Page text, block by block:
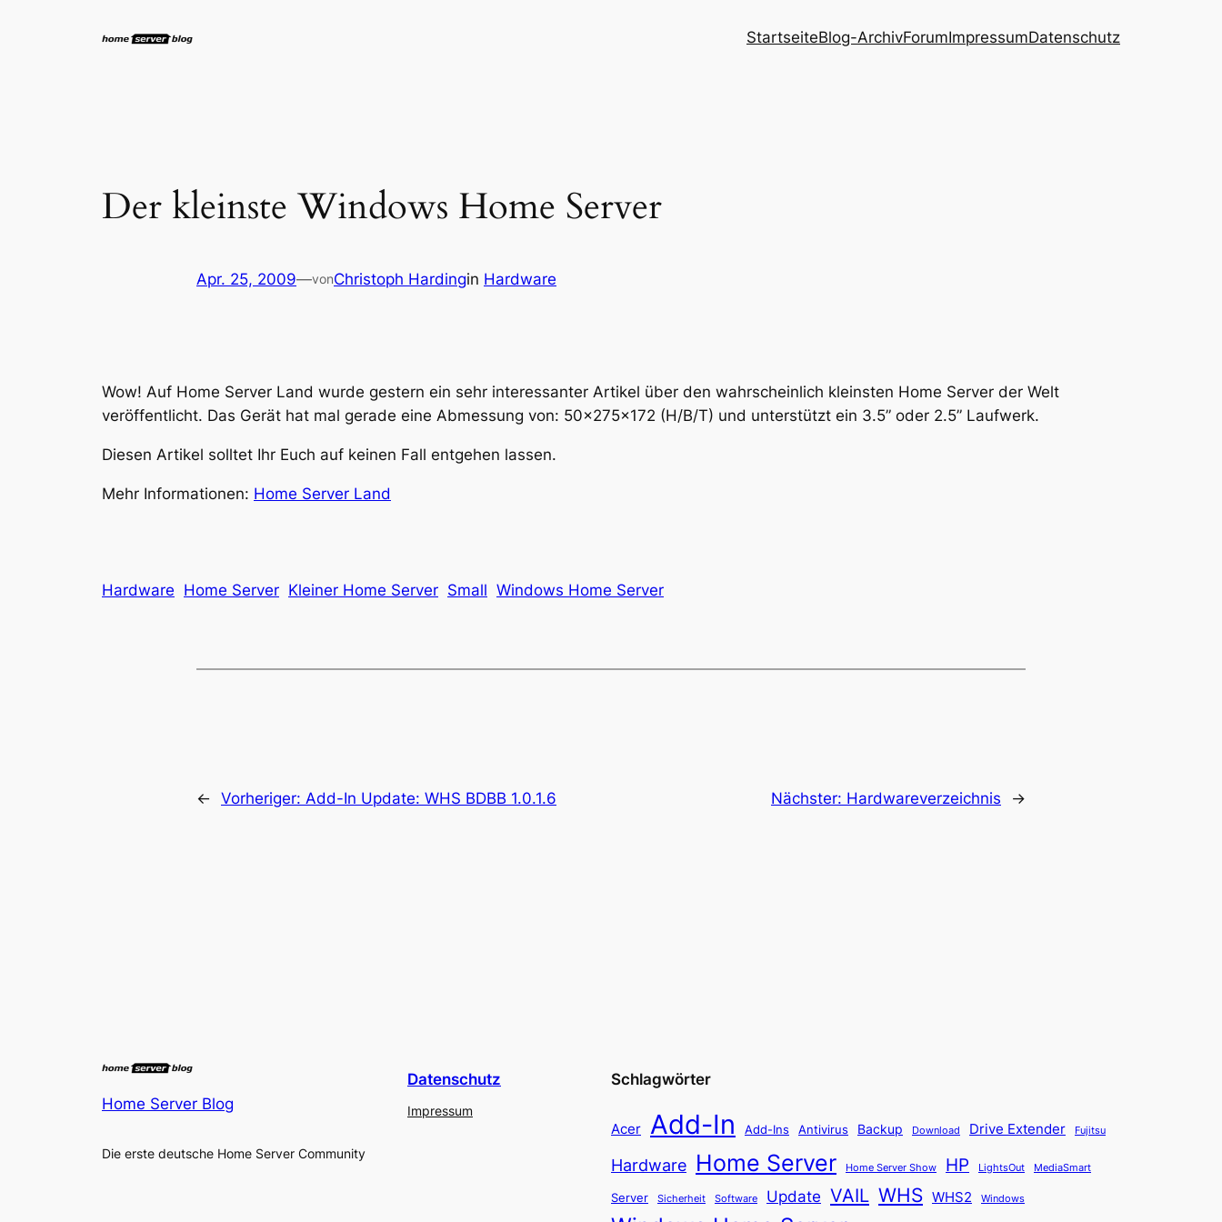
StartseiteBlog-ArchivForumImpressumDatenschutz
Der kleinste Windows Home Server
Apr. 25, 2009—vonChristoph Hardingin Hardware
Wow! Auf Home Server Land wurde gestern ein sehr interessanter Artikel über den wahrscheinlich kleinsten Home Server der Welt
veröffentlicht. Das Gerät hat mal gerade eine Abmessung von: 50x275x172 (H/B/T) und unterstützt ein 3.5” oder 2.5” Laufwerk.
Diesen Artikel solltet Ihr Euch auf keinen Fall entgehen lassen.
Mehr Informationen: Home Server Land
Hardware Home Server Kleiner Home Server Small Windows Home Server
← Vorheriger: Add-In Update: WHS BDBB 1.0.1.6 Nächster: Hardwareverzeichnis →
Home Server Blog
Die erste deutsche Home Server Community
Datenschutz
Impressum
Schlagwörter
Acer Add-In Add-Ins Antivirus Backup Download Drive Extender Fujitsu
Hardware Home Server Home Server Show HP LightsOut MediaSmart
Server Sicherheit Software Update VAIL WHS WHS2 Windows